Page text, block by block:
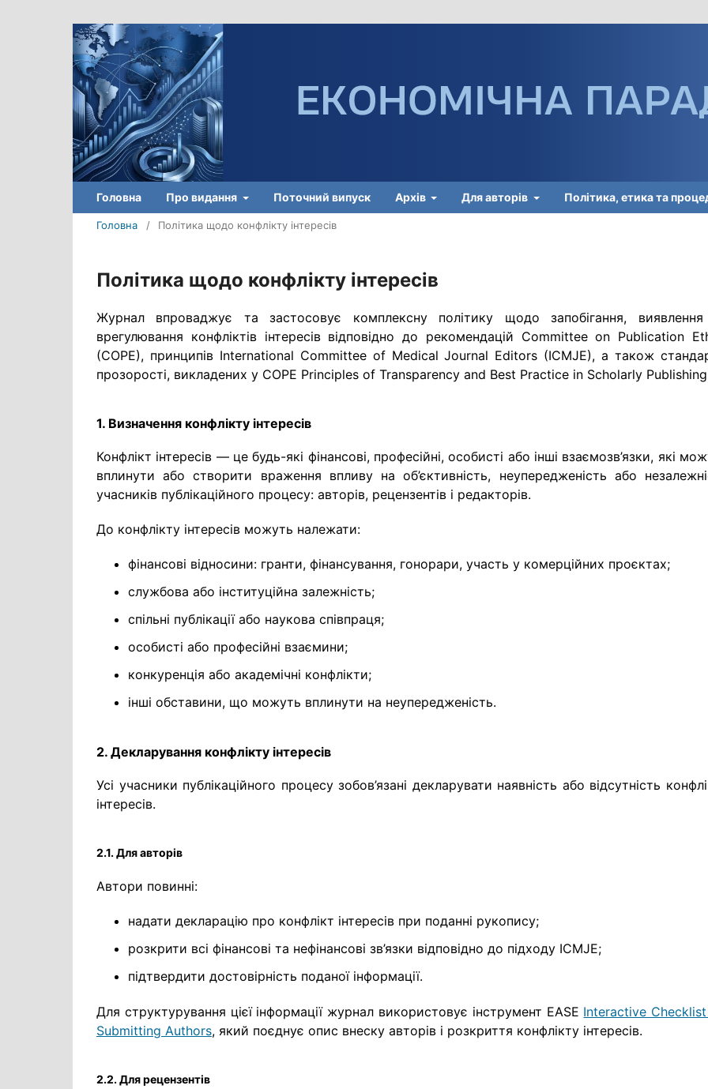
Головна Про видання Поточний випуск Архів Для авторів Політика, етика та
Головна / Політика щодо конфлікту інтересів
Політика щодо конфлікту інтересів
Журнал впроваджує та застосовує комплексну політику щодо запобігання,
врегулювання конфліктів інтересів відповідно до рекомендацій Committee on Publication
(COPE), принципів International Committee of Medical Journal Editors (ICMJE), а також
прозорості, викладених у COPE Principles of Transparency and Best Practice in Scholarly
1. Визначення конфлікту інтересів
Конфлікт інтересів — це будь-які фінансові, професійні, особисті або інші взаємозв’язки, які
вплинути або створити враження впливу на об’єктивність, неупередженість або
учасників публікаційного процесу: авторів, рецензентів і редакторів.
До конфлікту інтересів можуть належати:
фінансові відносини: гранти, фінансування, гонорари, участь у комерційних проєктах;
службова або інституційна залежність;
спільні публікації або наукова співпраця;
особисті або професійні взаємини;
конкуренція або академічні конфлікти;
інші обставини, що можуть вплинути на неупередженість.
2. Декларування конфлікту інтересів
Усі учасники публікаційного процесу зобов’язані декларувати наявність або відсутність
інтересів.
2.1. Для авторів
Автори повинні:
надати декларацію про конфлікт інтересів при поданні рукопису;
розкрити всі фінансові та нефінансові зв’язки відповідно до підходу ICMJE;
підтвердити достовірність поданої інформації.
Для структурування цієї інформації журнал використовує інструмент EASE Interactive
Submitting Authors, який поєднує опис внеску авторів і розкриття конфлікту інтересів.
2.2. Для рецензентів